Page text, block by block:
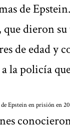
de Epstein.
que dieron
de edad y
la policía
Epstein en prisión en